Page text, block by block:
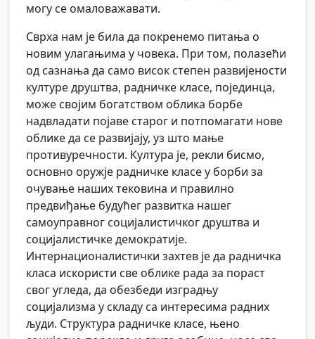
могу се омаловажавати.
Сврха нам је била да покренемо питања о
новим улагањима у човека. При том, полазећи
од сазнања да само висок степен развијености
културе друштва, радничке класе, појединца,
може својим богатством облика борбе
надвладати појаве старог и потпомагати нове
облике да се развијају, уз што мање
противуречности. Култура је, рекли бисмо,
основно оружје радничке класе у борби за
очување наших тековина и правилно
предвиђање будућег развитка нашег
самоуправног социјалистичког друштва и
социјалистичке демократије.
Интернационалистички захтев је да радничка
класа искористи све облике рада за пораст
свог угледа, да обезбеди изградњу
социјализма у складу са интересима радних
људи. Структура радничке класе, њено